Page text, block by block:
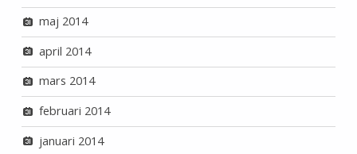
maj 2014
april 2014
mars 2014
februari 2014
januari 2014